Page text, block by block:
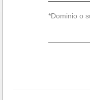
*Dominio o